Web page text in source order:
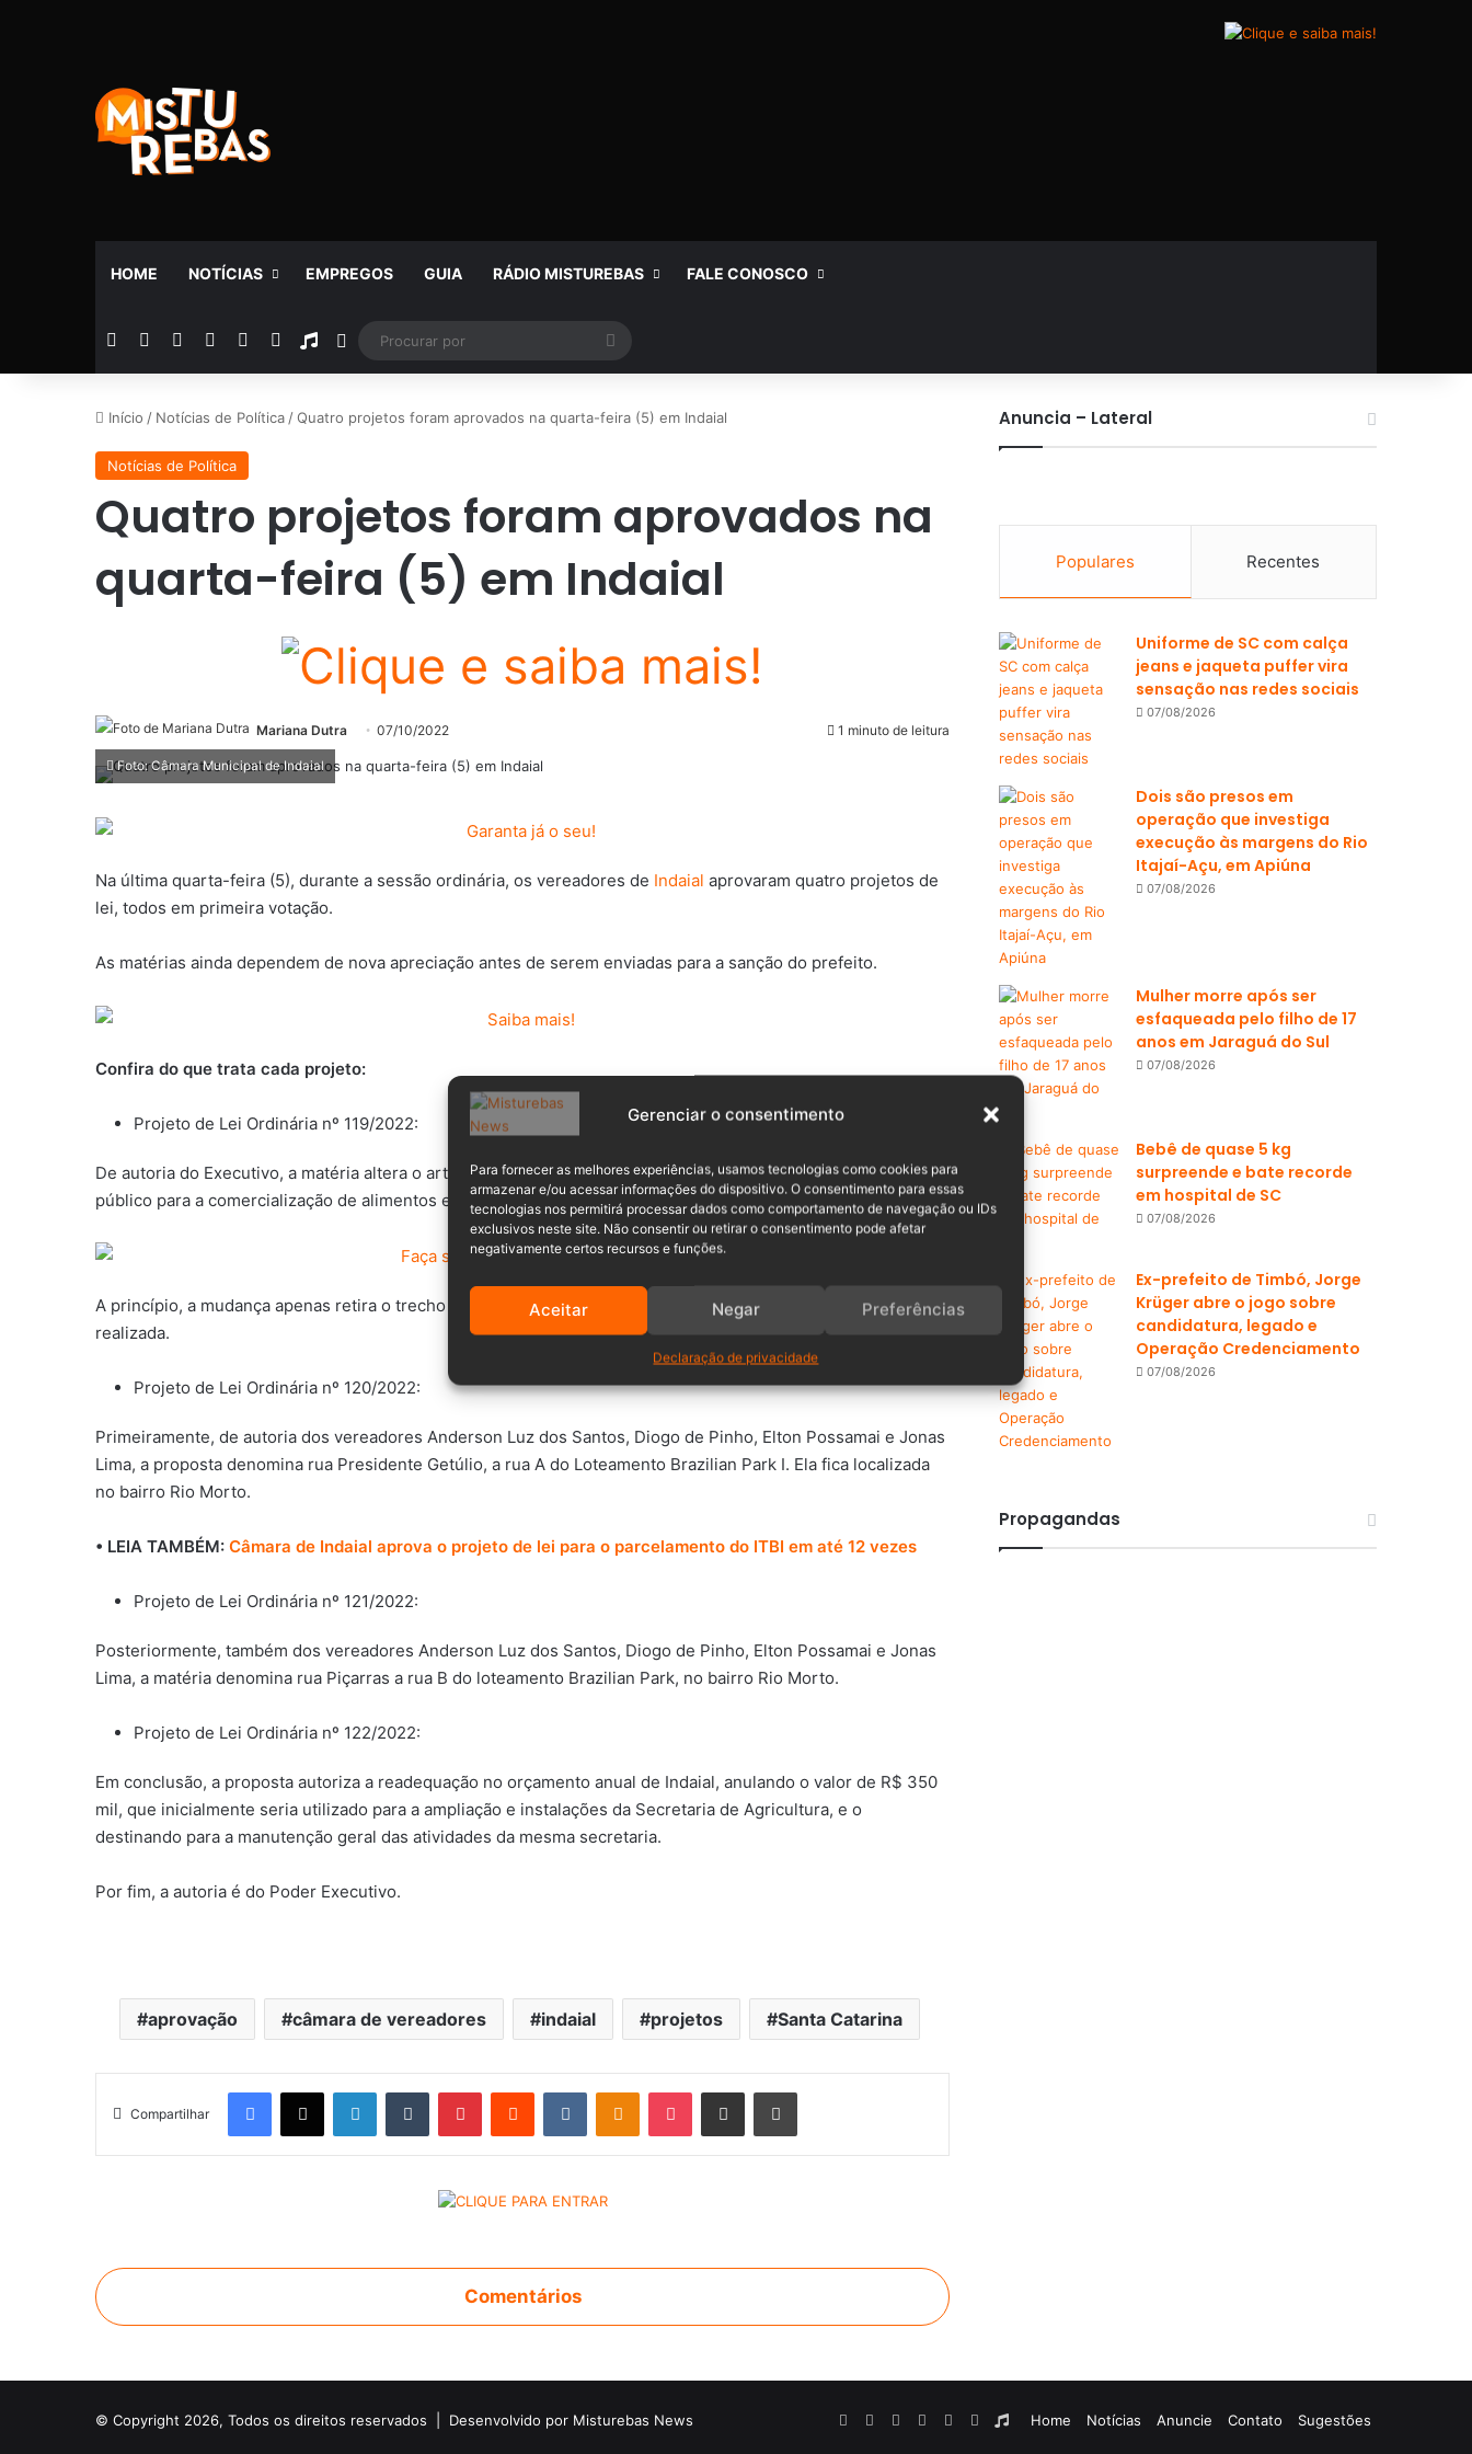
Gerenciar o consentimento
Para fornecer as melhores experiências, usamos tecnologias como cookies para
armazenar e/ou acessar informações do dispositivo. O consentimento para essas
tecnologias nos permitirá processar dados como comportamento de navegação ou IDs
exclusivos neste site. Não consentir ou retirar o consentimento pode afetar
negativamente certos recursos e funções.
Aceitar Negar Preferências
Declaração de privacidade
HOME NOTÍCIAS EMPREGOS GUIA RÁDIO MISTUREBAS FALE CONOSCO
Facebook YouTubeInstagramTelegramWhatsApp
Rádio Switch skin
por
Início / Notícias de Política /Quatro projetos foram aprovados na quarta-feira (5) em Indaial
Notícias de Política
Quatro projetos foram aprovados na
quarta-feira (5) em Indaial
Mariana Dutra 07/10/2022 1 minuto de leitura
Foto: Câmara Municipal de Indaial
Na última quarta-feira (5), durante a sessão ordinária, os vereadores de Indaial aprovaram quatro projetos de
lei, todos em primeira votação.
As matérias ainda dependem de nova apreciação antes de serem enviadas para a sanção do prefeito.
Confira do que trata cada projeto:
Projeto de Lei Ordinária nº 119/2022:
De autoria do Executivo, a matéria altera o artigo 2º da lei 4717/2012. Ele trata da concessão de espaço
público para a comercialização de alimentos e bebidas no Ginásio de Esportes Sérgio Luiz Petters.
A princípio, a mudança apenas retira o trecho que estabelece o período em que a exploração do local será
realizada.
Projeto de Lei Ordinária nº 120/2022:
Primeiramente, de autoria dos vereadores Anderson Luz dos Santos, Diogo de Pinho, Elton Possamai e Jonas
Lima, a proposta denomina rua Presidente Getúlio, a rua A do Loteamento Brazilian Park I. Ela fica localizada
no bairro Rio Morto.
• LEIA TAMBÉM: Câmara de Indaial aprova o projeto de lei para o parcelamento do ITBI em até 12 vezes
Projeto de Lei Ordinária nº 121/2022:
Posteriormente, também dos vereadores Anderson Luz dos Santos, Diogo de Pinho, Elton Possamai e Jonas
Lima, a matéria denomina rua Piçarras a rua B do loteamento Brazilian Park, no bairro Rio Morto.
Projeto de Lei Ordinária nº 122/2022:
Em conclusão, a proposta autoriza a readequação no orçamento anual de Indaial, anulando o valor de R$ 350
mil, que inicialmente seria utilizado para a ampliação e instalações da Secretaria de Agricultura, e o
destinando para a manutenção geral das atividades da mesma secretaria.
Por fim, a autoria é do Poder Executivo.
aprovação câmara de vereadores indaial projetos Santa Catarina
Compartilhar
Comentários
Anuncia – Lateral
Populares Recentes
Uniforme de SC com calça
jeans e jaqueta puffer vira
sensação nas redes sociais
07/08/2026
Dois são presos em
operação que investiga
execução às margens do Rio
Itajaí-Açu, em Apiúna
07/08/2026
Mulher morre após ser
esfaqueada pelo filho de 17
anos em Jaraguá do Sul
07/08/2026
Bebê de quase 5 kg
surpreende e bate recorde
em hospital de SC
07/08/2026
Ex-prefeito de Timbó, Jorge
Krüger abre o jogo sobre
candidatura, legado e
Operação Credenciamento
07/08/2026
Propagandas
© Copyright 2026, Todos os direitos reservados | Desenvolvido por Misturebas News Home Notícias Anuncie Contato Sugestões
FacebookYouTubeInstagramTelegramWhatsApp
Rádio